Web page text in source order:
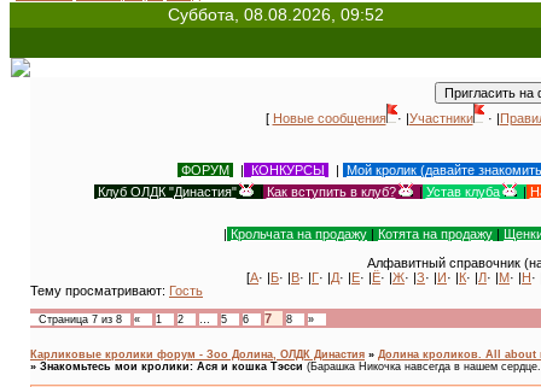
Суббота, 08.08.2026, 09:52
[ Новые сообщения · |Участники · |
ФОРУМ | КОНКУРСЫ | Мой кролик (давайте
Клуб ОЛДК "Династия"
| Как вступить в клуб? | Устав клуба |
| Крольчата на продажу | Котята на продажу |
Алфавитный справочник
[А· |Б· |В· |Г· |Д· |Е· |Ё· |Ж· |З· |И· |К· |Л· |М· |Н·
Тему просматривают: Гость
Страница 7 из 8 « 1 2 … 5 6 7 8 »
Карликовые кролики форум - Зоо Долина, ОЛДК Династия » Долина кроликов. All about
» Знакомьтесь мои кролики: Ася и кошка Тэсси (Барашка Никочка навсегда в нашем